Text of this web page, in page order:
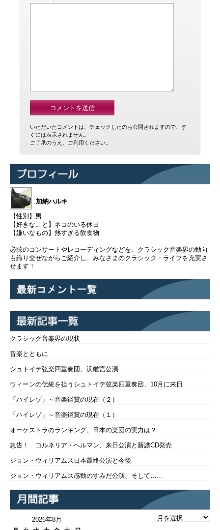
いただいたコメントは、チェックしたのち公開されますので、す
ぐには表示されません。
ご了承のうえ、ご利用ください。
加納ハルキ
【性別】男
【好きなこと】ネコのいる休日
【嫌いなもの】熱すぎる飲食物
必聴のコンサートやレコーディングなどを、クラシック音楽界の動向
も織り交ぜながらご紹介し、みなさまのクラシック・ライフを充実さ
せます！
クラシック音楽界の現状
音楽とともに
シュトイデ弦楽四重奏団、浜離宮公演
ウィーンの伝統を担うシュトイデ弦楽四重奏団、10月に来日
「ハイレゾ」～音楽鑑賞の現在（２）
「ハイレゾ」～音楽鑑賞の現在（１）
オーケストラのランキング、日本の楽団の実力は？
急告！ コルネリア・ヘルマン、来日公演と新譜CD発売
ジョン・ウィリアムス日本最終公演と今後
ジョン・ウィリアムス感動のすみだ公演、そして……
2026年8月